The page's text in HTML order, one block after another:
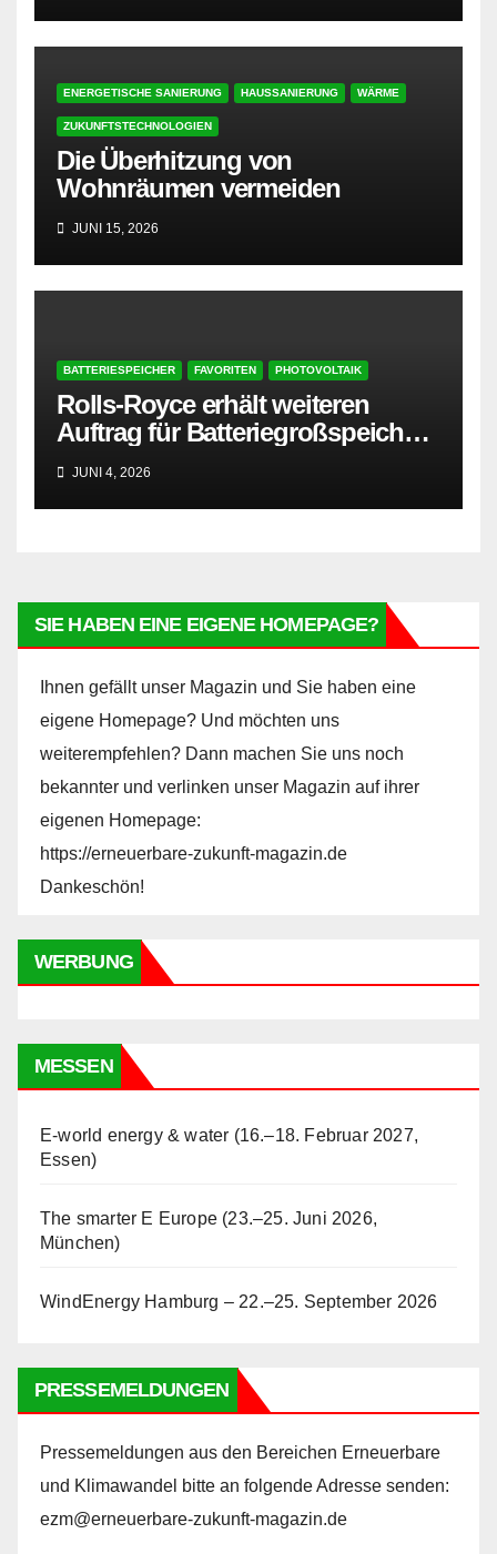
ENERGETISCHE SANIERUNG HAUSSANIERUNG WÄRME
ZUKUNFTSTECHNOLOGIEN
Die Überhitzung von
Wohnräumen vermeiden
JUNI 15, 2026
BATTERIESPEICHER FAVORITEN PHOTOVOLTAIK
Rolls-Royce erhält weiteren
Auftrag für Batteriegroßspeicher
in Lettland
JUNI 4, 2026
SIE HABEN EINE EIGENE HOMEPAGE?
Ihnen gefällt unser Magazin und Sie haben eine
eigene Homepage? Und möchten uns
weiterempfehlen? Dann machen Sie uns noch
bekannter und verlinken unser Magazin auf ihrer
eigenen Homepage:
https://erneuerbare-zukunft-magazin.de
Dankeschön!
WERBUNG
MESSEN
E-world energy & water (16.–18. Februar 2027,
Essen)
The smarter E Europe (23.–25. Juni 2026,
München)
WindEnergy Hamburg – 22.–25. September 2026
PRESSEMELDUNGEN
Pressemeldungen aus den Bereichen Erneuerbare
und Klimawandel bitte an folgende Adresse senden:
ezm@erneuerbare-zukunft-magazin.de